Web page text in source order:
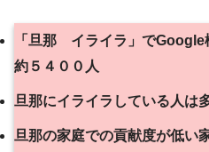
「旦那 イライラ」でGoogle
約５４００人
旦那にイライラしている人は
旦那の家庭での貢献度が低い